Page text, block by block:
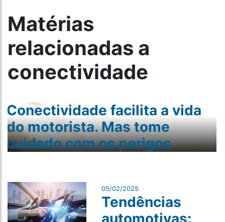
Matérias
relacionadas a
conectividade
Conectividade facilita a vida
do motorista. Mas tome
cuidado com os perigos
05/02/2025
Tendências
automotivas: